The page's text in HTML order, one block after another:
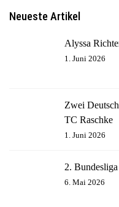
Neueste Artikel
Alyssa
1. Juni 2026
Zwei
TC Raschke
1. Juni 2026
2.
6. Mai 2026